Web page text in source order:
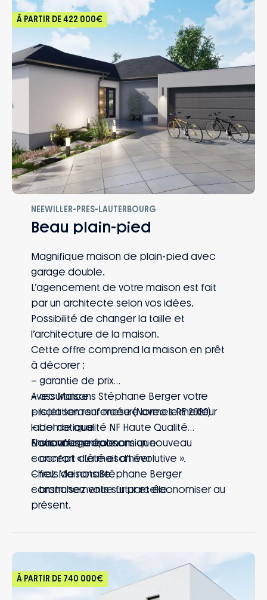
À PARTIR DE 422 000€
NEEWILLER-PRES-LAUTERBOURG
Beau plain-pied
Magnifique maison de plain-pied avec
garage double.
L’agencement de votre maison est fait
par un architecte selon vos idées.
Possibilité de changer la taille et
l’architecture de la maison.
Cette offre comprend la maison en prêt
à décorer :
– garantie de prix
– assurance
– isolation renforcée (Normes RE 2020)
– domotique
– chauffage économique
– confort d’été et d’hiver
– frais de notaire
– branchements sur parcelle.
Avec Maisons Stéphane Berger votre
projet sera sur-mesure avec le meilleur
label de qualité NF Haute Qualité
Environnementale.
Nous vous proposons un nouveau
concept « La maison évolutive ».
Chez Maisons Stéphane Berger
construisez votre futur et économiser au
présent.
À PARTIR DE 740 000€